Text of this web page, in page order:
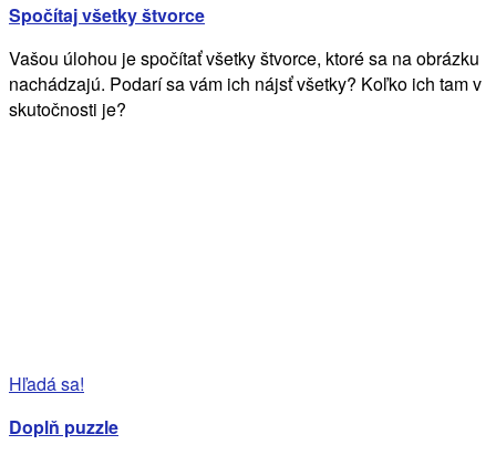
Spočítaj všetky štvorce
Vašou úlohou je spočítať všetky štvorce, ktoré sa na obrázku
nachádzajú. Podarí sa vám ich nájsť všetky? Koľko ich tam v
skutočnosti je?
Hľadá sa!
Doplň puzzle